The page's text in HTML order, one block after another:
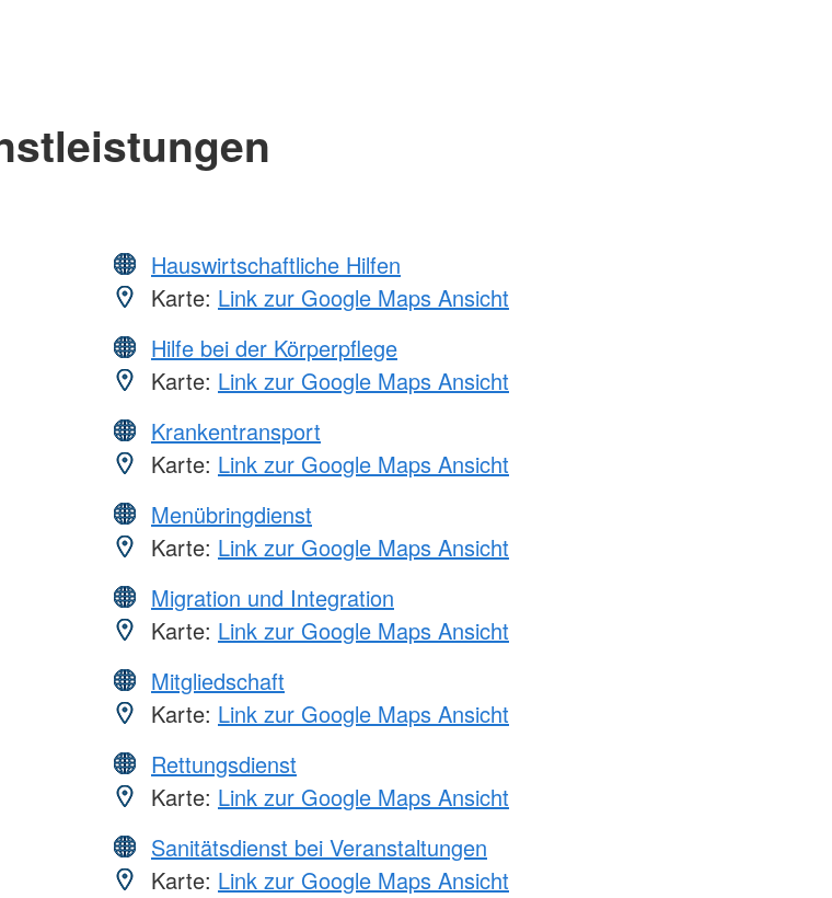
Hauswirtschaftliche Hilfen
Karte: Link zur Google Maps Ansicht
Hilfe bei der Körperpflege
Karte: Link zur Google Maps Ansicht
Krankentransport
Karte: Link zur Google Maps Ansicht
Menübringdienst
Karte: Link zur Google Maps Ansicht
Migration und Integration
Karte: Link zur Google Maps Ansicht
Mitgliedschaft
Karte: Link zur Google Maps Ansicht
Rettungsdienst
Karte: Link zur Google Maps Ansicht
Sanitätsdienst bei Veranstaltungen
Karte: Link zur Google Maps Ansicht